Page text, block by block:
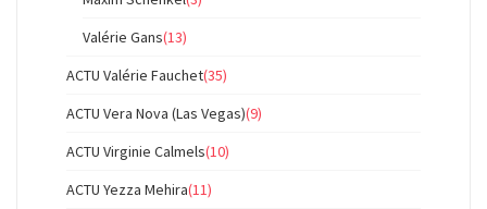
Valérie Gans(13)
ACTU Valérie Fauchet(35)
ACTU Vera Nova (Las Vegas)(9)
ACTU Virginie Calmels(10)
ACTU Yezza Mehira(11)